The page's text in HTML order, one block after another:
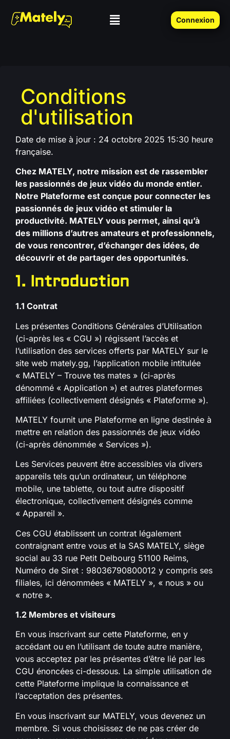
Connexion
Conditions
d'utilisation
Date de mise à jour : 24 octobre 2025 15:30 heure
française.
Chez MATELY, notre mission est de rassembler
les passionnés de jeux vidéo du monde entier.
Notre Plateforme est conçue pour connecter les
passionnés de jeux vidéo et stimuler la
productivité. MATELY vous permet, ainsi qu’à
des millions d’autres amateurs et professionnels,
de vous rencontrer, d’échanger des idées, de
découvrir et de partager des opportunités.
1. Introduction
1.1 Contrat
Les présentes Conditions Générales d’Utilisation
(ci-après les « CGU ») régissent l’accès et
l’utilisation des services offerts par MATELY sur le
site web mately.gg, l’application mobile intitulée
« MATELY – Trouve tes mates » (ci-après
dénommé « Application ») et autres plateformes
affiliées (collectivement désignés « Plateforme »).
MATELY fournit une Plateforme en ligne destinée à
mettre en relation des passionnés de jeux vidéo
(ci-après dénommée « Services »).
Les Services peuvent être accessibles via divers
appareils tels qu’un ordinateur, un téléphone
mobile, une tablette, ou tout autre dispositif
électronique, collectivement désignés comme
« Appareil ».
Ces CGU établissent un contrat légalement
contraignant entre vous et la SAS MATELY, siège
social au 33 rue Petit Delbourg 51100 Reims,
Numéro de Siret : 98036790800012 y compris ses
filiales, ici dénommées « MATELY », « nous » ou
« notre ».
1.2 Membres et visiteurs
En vous inscrivant sur cette Plateforme, en y
accédant ou en l’utilisant de toute autre manière,
vous acceptez par les présentes d’être lié par les
CGU énoncées ci-dessous. La simple utilisation de
cette Plateforme implique la connaissance et
l’acceptation des présentes.
En vous inscrivant sur MATELY, vous devenez un
membre. Si vous choisissez de ne pas créer de